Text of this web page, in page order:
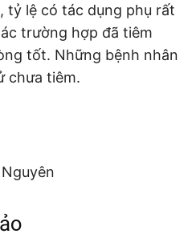
tỷ lệ có tác dụng phụ rất
trường hợp đã tiêm
tốt. Những bệnh nhân
chưa tiêm.